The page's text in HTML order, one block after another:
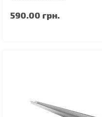
590.00 грн.